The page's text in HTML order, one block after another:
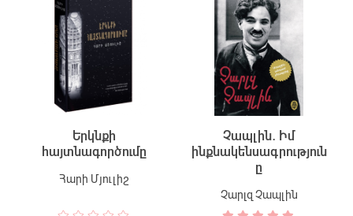
Երկնքի
հայտնագործումը
Հարի Մյուլիշ
Չապլին․ Իմ
ինքնակենսագրություն
ը
Չարլզ Չապլին